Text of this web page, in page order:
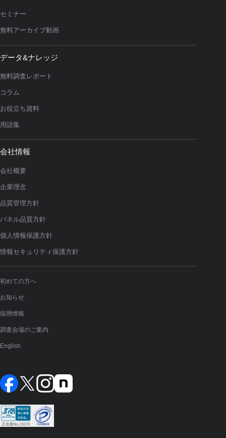
セミナー
無料アーカイブ動画
データ&ナレッジ
無料調査レポート
コラム
お役立ち資料
用語集
会社情報
会社概要
企業理念
品質管理方針
パネル品質方針
個人情報保護方針
情報セキュリティ保護方針
初めての方へ
お知らせ
採用情報
調査会場のご案内
English